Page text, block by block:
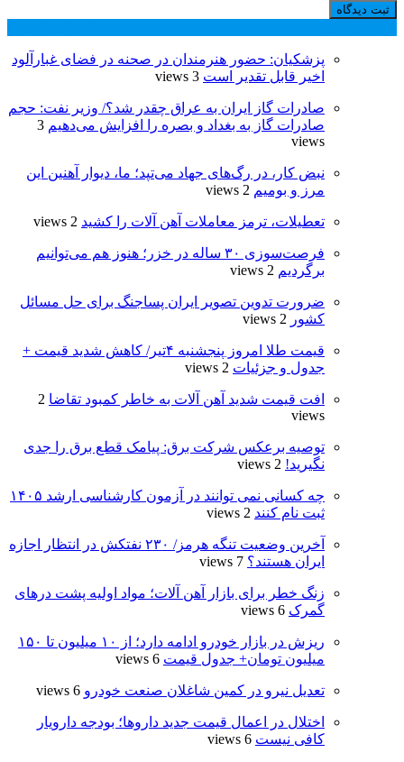
پزشکیان: حضور هنرمندان در صحنه در فضای غبارآلود
اخیر قابل تقدیر است 3 views
صادرات گاز ایران به عراق چقدر شد؟/ وزیر نفت: حجم
صادرات گاز به بغداد و بصره را افزایش می‌دهیم 3
views
نبض کار، در رگ‌های جهاد می‌تپد؛ ما، دیوار آهنین این
مرز و بومیم 2 views
تعطیلات، ترمز معاملات آهن ‌آلات را کشید 2 views
فرصت‌سوزی ۳۰ ساله در خزر؛ هنوز هم می‌توانیم
برگردیم 2 views
ضرورت تدوین تصویر ایران پساجنگ برای حل مسائل
کشور 2 views
قیمت طلا امروز پنجشنبه ۴تیر/ کاهش شدید قیمت +
جدول و جزئیات 2 views
افت قیمت شدید آهن آلات به خاطر کمبود تقاضا 2
views
توصیه برعکس شرکت برق: پیامک قطع برق را جدی
نگیرید! 2 views
چه کسانی نمی توانند در آزمون کارشناسی ارشد ۱۴۰۵
ثبت نام کنند 2 views
آخرین وضعیت تنگه هرمز/ ۲۳۰ نفتکش در انتظار اجازه
ایران هستند؟ 7 views
زنگ خطر برای بازار آهن آلات؛ مواد اولیه پشت درهای
گمرک 6 views
ریزش در بازار خودرو ادامه دارد؛ از ۱۰ میلیون تا ۱۵۰
میلیون تومان+ جدول قیمت 6 views
تعدیل نیرو در کمین شاغلان صنعت خودرو 6 views
اختلال در اعمال قیمت‌ جدید داروها؛ بودجه دارویار
کافی نیست 6 views